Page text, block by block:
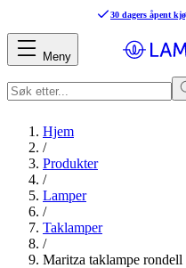
30 dagers åpent
Meny
Hjem
/
Produkter
/
Lamper
/
Taklamper
/
Maritza taklampe